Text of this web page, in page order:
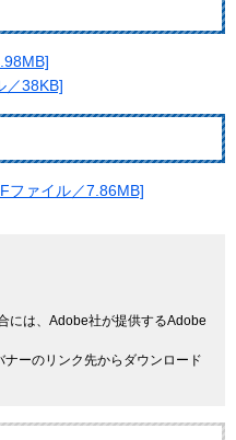
／38KB]
ファイル／7.86MB]
には、Adobe社が提供するAdobe
ーのリンク先からダウンロード